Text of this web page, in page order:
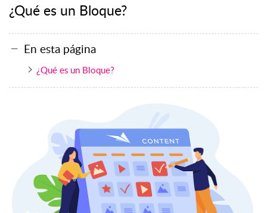
¿Qué es un Bloque?
En esta página
¿Qué es un Bloque?